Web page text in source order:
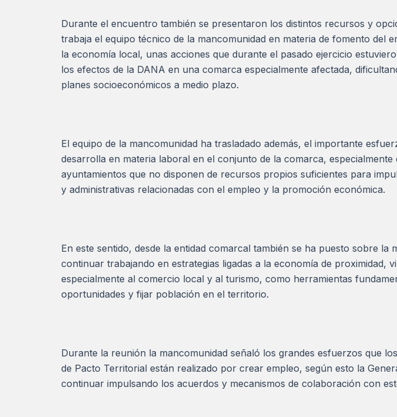
Durante el encuentro también se presentaron los distintos recursos y
trabaja el equipo técnico de la mancomunidad en materia de fomento del
la economía local, unas acciones que durante el pasado ejercicio
los efectos de la DANA en una comarca especialmente afectada,
planes socioeconómicos a medio plazo.
El equipo de la mancomunidad ha trasladado además, el importante
desarrolla en materia laboral en el conjunto de la comarca, especialmente
ayuntamientos que no disponen de recursos propios suficientes para
y administrativas relacionadas con el empleo y la promoción económica.
En este sentido, desde la entidad comarcal también se ha puesto sobre la
continuar trabajando en estrategias ligadas a la economía de proximidad,
especialmente al comercio local y al turismo, como herramientas
oportunidades y fijar población en el territorio.
Durante la reunión la mancomunidad señaló los grandes esfuerzos que
de Pacto Territorial están realizado por crear empleo, según esto la
continuar impulsando los acuerdos y mecanismos de colaboración con